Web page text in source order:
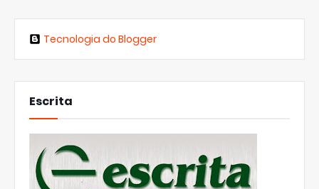
Tecnologia do Blogger
Escrita